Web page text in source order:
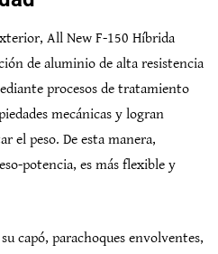
All New F-150 Híbrida
de aluminio de alta resistencia
procesos de tratamiento
mecánicas y logran
el peso. De esta manera,
potencia, es más flexible y
capó, parachoques envolventes,